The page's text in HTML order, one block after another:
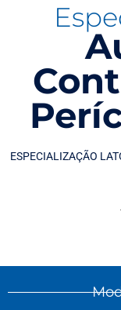
ESPECIALIZAÇÃO